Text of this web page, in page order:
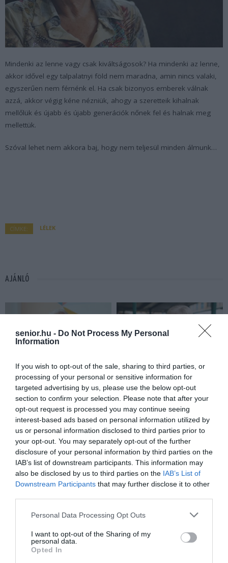
senior.hu - Do Not Process My Personal
Information
If you wish to opt-out of the sale, sharing to third parties, or
processing of your personal or sensitive information for
targeted advertising by us, please use the below opt-out
section to confirm your selection. Please note that after your
opt-out request is processed you may continue seeing
interest-based ads based on personal information utilized by
us or personal information disclosed to third parties prior to
your opt-out. You may separately opt-out of the further
disclosure of your personal information by third parties on the
IAB’s list of downstream participants. This information may
also be disclosed by us to third parties on the IAB’s List of
Downstream Participants that may further disclose it to other
Please note that this website/app uses one or more Google
not limited to your visit or usage behaviour. You may click to
grant or deny consent to Google and its third-party tags to
use your data for below specified purposes in below Google
Personal Data Processing Opt Outs
I want to opt-out of the Sharing of my
personal data.
Opted In
Mindenki az lenne vagy csak kiváltságosok? Ha mindenki az lenne,
akkor idővel egy talpalatnyi föld nem maradna, amin nincs valaki,
egyszerűen nem férnénk el. Ha csak bizonyos emberek válnak
azzá, akkor végig kéne nézniük, ahogy a szeretteik kihalnak
mellőlük és újabb és újabb generációk nőnek fel és halnak meg
mellettük.
Szóval lehet nem akkora baj, hogy nem teljesül minden álmunk…
CÍMKE: LÉLEK
AJÁNLÓ
NEM TE VAGY BÉNA, CSAK AZ
APP HISZI MAGÁRÓL, HOGY
MINDENKI 23 ÉVES
INFORMATIKUS
2026. AUGUSZTUS 07.
MIT EGYÜNK, HA 70 FELETT IS
SZERETNÉNK ÖNÁLLÓAN
MENNI A PIACRA?
2026. AUGUSZTUS 05.